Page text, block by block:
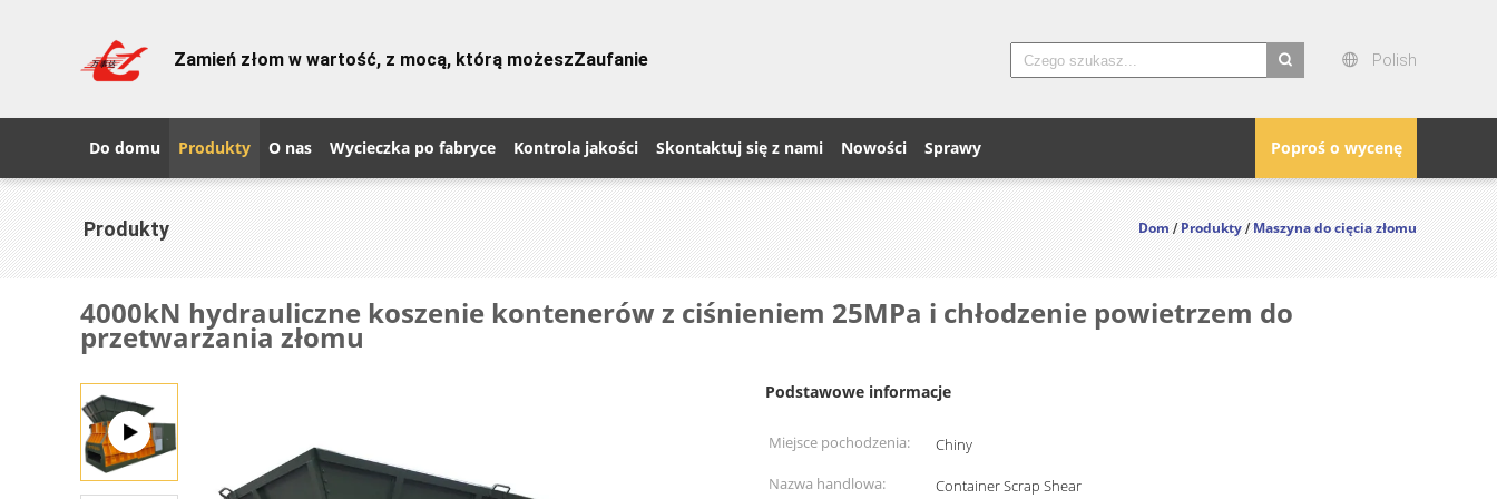
Zamień złom w wartość, z mocą, którą możeszZaufanie
Polish
Poproś o wycenę
Do domu Produkty O nas Wycieczka po fabryce Kontrola jakości Skontaktuj się z nami Nowości Sprawy
Produkty Dom /Produkty/Maszyna do cięcia złomu
4000kN hydrauliczne koszenie kontenerów z ciśnieniem 25MPa i chłodzenie powietrzem do
przetwarzania złomu
Podstawowe informacje
Miejsce pochodzenia:
Chiny
Nazwa handlowa:
Container Scrap Shear